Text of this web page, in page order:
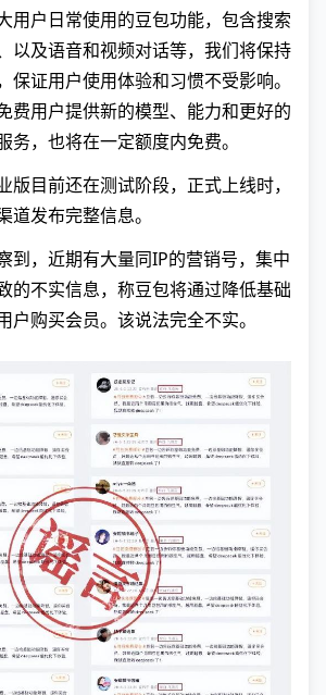
用户日常使用的豆包功能，包含搜索
以及语音和视频对话等，我们将保持
保证用户使用体验和习惯不受影响。
费用户提供新的模型、能力和更好的
务，也将在一定额度内免费。
版目前还在测试阶段，正式上线时，
道发布完整信息。
到，近期有大量同IP的营销号，集中
的不实信息，称豆包将通过降低基础
户购买会员。该说法完全不实。